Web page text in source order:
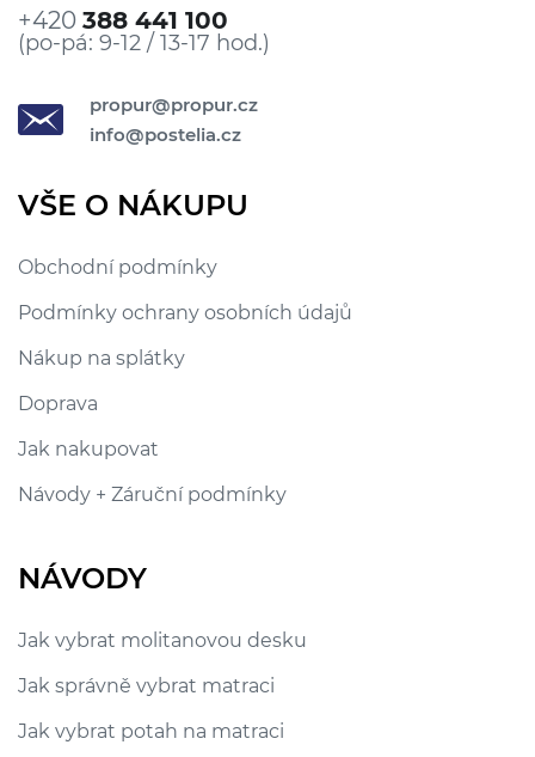
+420 388 441 100
(po-pá: 9-12 / 13-17 hod.)
propur@propur.cz
info@postelia.cz
VŠE O NÁKUPU
Obchodní podmínky
Podmínky ochrany osobních údajů
Nákup na splátky
Doprava
Jak nakupovat
Návody + Záruční podmínky
NÁVODY
Jak vybrat molitanovou desku
Jak správně vybrat matraci
Jak vybrat potah na matraci